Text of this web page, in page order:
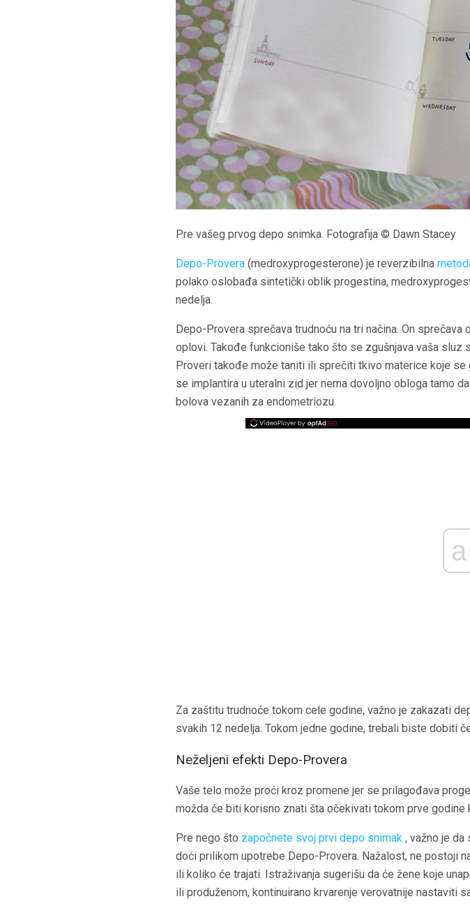
Pre vašeg prvog depo snimka. Fotografija © Dawn Stacey
Depo-Provera (medroxyprogesterone) je reverzibilna
polako oslobađa sintetički oblik progestina,
nedelja.
Depo-Provera sprečava trudnoću na tri načina. On
oplovi. Takođe funkcioniše tako što se zgušnjava vaša
Proveri takođe može taniti ili sprečiti tkivo materice koje se
se implantira u uteralni zid jer nema dovoljno obloga tamo
bolova vezanih za endometriozu.
Za zaštitu trudnoće tokom cele godine, važno je zakazati
svakih 12 nedelja. Tokom jedne godine, trebali biste dobiti
Neželjeni efekti Depo-Provera
Vaše telo može proći kroz promene jer se prilagođava
možda će biti korisno znati šta očekivati ​​tokom prve godine
Pre nego što započnete svoj prvi depo snimak , važno je
doći prilikom upotrebe Depo-Provera. Nažalost, ne postoji
ili koliko će trajati. Istraživanja sugerišu da će žene koje
ili produženom, kontinuirano krvarenje verovatnije nastaviti